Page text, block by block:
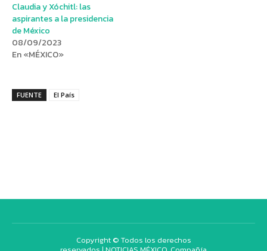
Claudia y Xóchitl: las
aspirantes a la presidencia
de México
08/09/2023
En «MÉXICO»
FUENTE El País
Copyright © Todos los derechos